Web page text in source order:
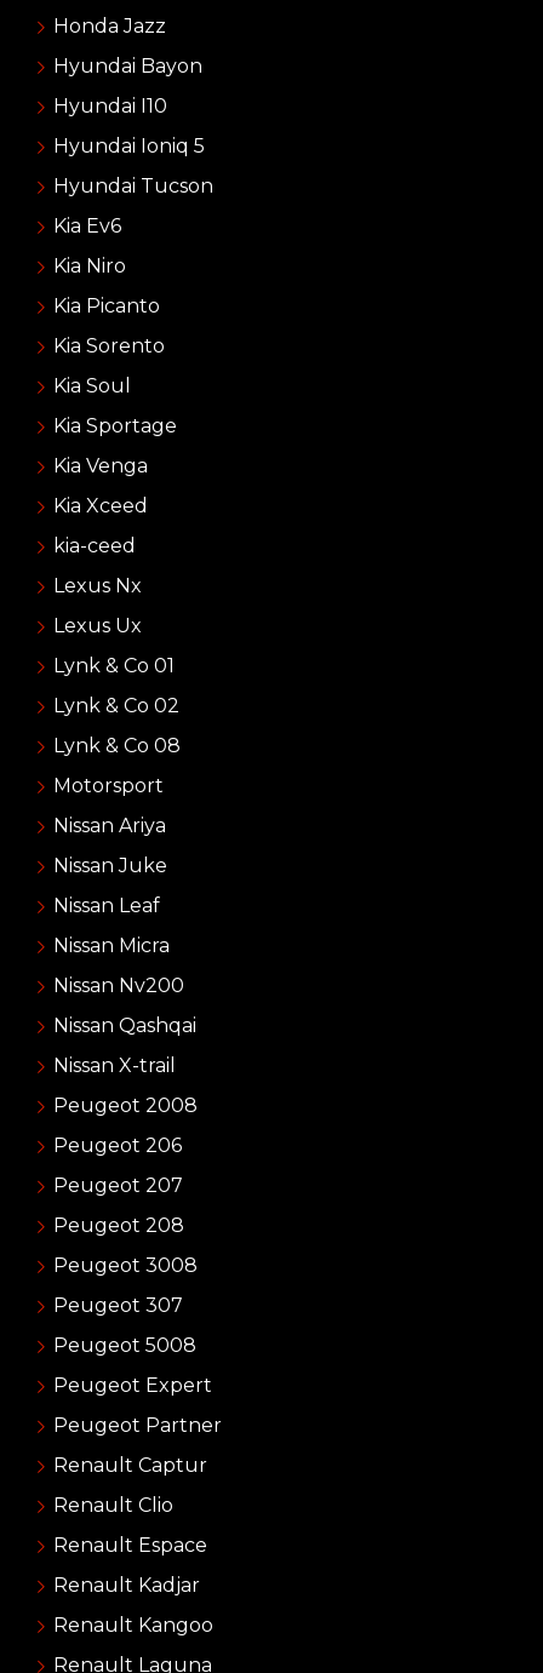
Honda Jazz
Hyundai Bayon
Hyundai I10
Hyundai Ioniq 5
Hyundai Tucson
Kia Ev6
Kia Niro
Kia Picanto
Kia Sorento
Kia Soul
Kia Sportage
Kia Venga
Kia Xceed
kia-ceed
Lexus Nx
Lexus Ux
Lynk & Co 01
Lynk & Co 02
Lynk & Co 08
Motorsport
Nissan Ariya
Nissan Juke
Nissan Leaf
Nissan Micra
Nissan Nv200
Nissan Qashqai
Nissan X-trail
Peugeot 2008
Peugeot 206
Peugeot 207
Peugeot 208
Peugeot 3008
Peugeot 307
Peugeot 5008
Peugeot Expert
Peugeot Partner
Renault Captur
Renault Clio
Renault Espace
Renault Kadjar
Renault Kangoo
Renault Laguna